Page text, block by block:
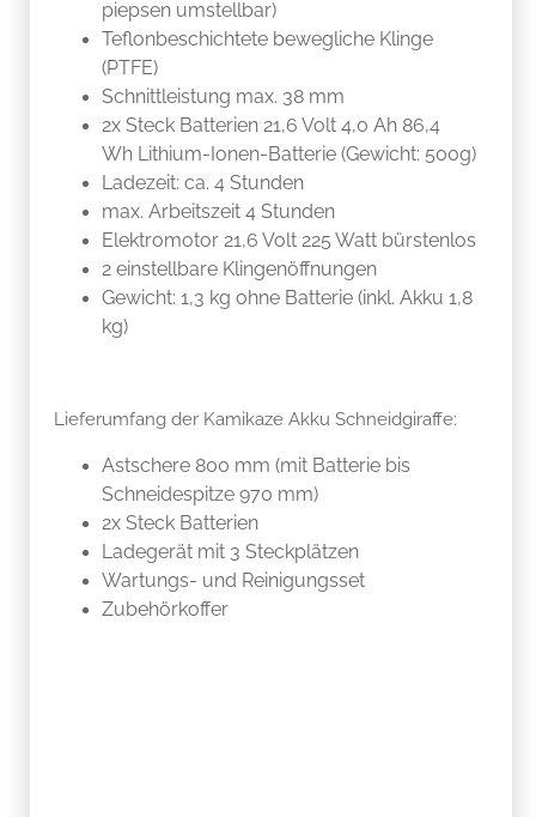
piepsen umstellbar)
Teflonbeschichtete bewegliche Klinge
(PTFE)
Schnittleistung max. 38 mm
2x Steck Batterien 21,6 Volt 4,0 Ah 86,4
Wh Lithium-Ionen-Batterie (Gewicht: 500g)
Ladezeit: ca. 4 Stunden
max. Arbeitszeit 4 Stunden
Elektromotor 21,6 Volt 225 Watt bürstenlos
2 einstellbare Klingenöffnungen
Gewicht: 1,3 kg ohne Batterie (inkl. Akku 1,8
kg)
Lieferumfang der Kamikaze Akku Schneidgiraffe:
Astschere 800 mm (mit Batterie bis
Schneidespitze 970 mm)
2x Steck Batterien
Ladegerät mit 3 Steckplätzen
Wartungs- und Reinigungsset
Zubehörkoffer